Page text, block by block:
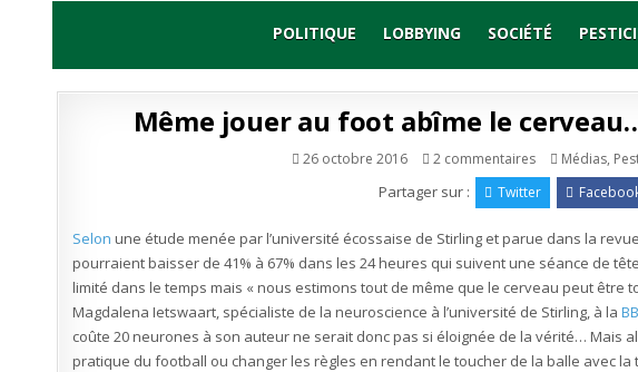
POLITIQUE LOBBYING SOCIÉTÉ
Même jouer au foot abîme le
26 octobre 2016 2 commentairessur
jouer
au
foot
le
Que
les
ONG
?
Publié
Médias,
Partager sur : Twitter
Selon une étude menée par l’université écossaise de Stirling et parue dans la
pourraient baisser de 41% à 67% dans les 24 heures qui suivent une séance de
limité dans le temps mais « nous estimons tout de même que le cerveau peut être
Magdalena Ietswaart, spécialiste de la neuroscience à l’université de Stirling, à la
coûte 20 neurones à son auteur ne serait donc pas si éloignée de la vérité… Mais
pratique du football ou changer les règles en rendant le toucher de la balle avec